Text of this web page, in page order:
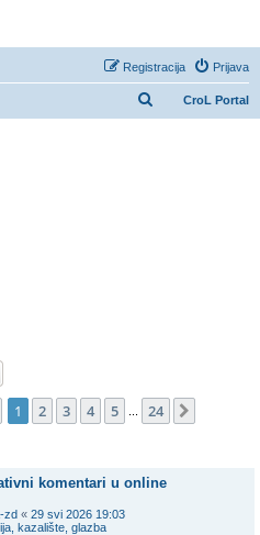
Prijava
Registracija
CroL Portal
Stranica: 1/ 24.
1 2 3 4 5 24
komentari u online
zd « 29 svi 2026 19:03
kazalište, glazba